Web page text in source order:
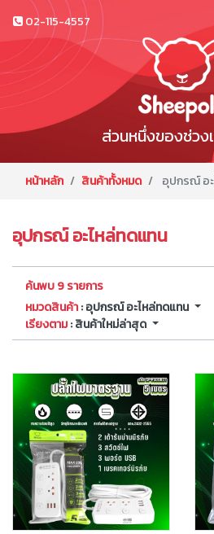
02-115-4557
ส่วนหนึ่งของช่วง
หน้าหลัก สินค้าทั้งหมด อุปกรณ์ อ
อุปกรณ์ อะไหล่ทดแทน
ค้นพบ 9 รายการ
หมวดสินค้า: อุปกรณ์ อะไหล่ทดแทน
เรียงตาม: สินค้าใหม่ล่าสุด